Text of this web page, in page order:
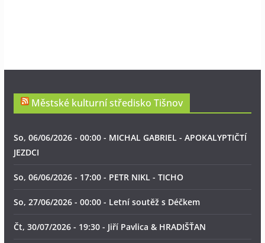
Městské kulturní středisko Tišnov
So, 06/06/2026 - 00:00 - MICHAL GABRIEL - APOKALYPTIČTÍ
JEZDCI
So, 06/06/2026 - 17:00 - PETR NIKL - TICHO
So, 27/06/2026 - 00:00 - Letní soutěž s Déčkem
Čt, 30/07/2026 - 19:30 - Jiří Pavlica & HRADIŠŤAN